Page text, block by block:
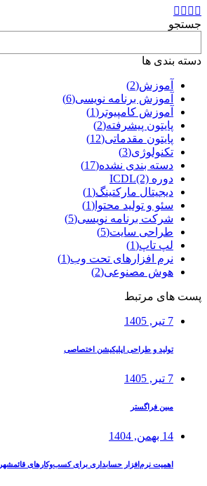
جستجو
دسته بندی ها
آموزش(2)
آموزش برنامه نویسی(6)
آموزش کامپیوتر (1)
پایتون پیشرفته(2)
پایتون مقدماتی(12)
تکنولوژی(3)
دسته بندی نشده(17)
دوره ICDL (2)
دیجیتال مارکتینگ(1)
سئو و تولید محتوا (1)
شرکت برنامه نویسی(5)
طراحی سایت(5)
لپ تاپ(1)
نرم افزارهای تحت وب(1)
هوش مصنوعی(2)
پست های مرتبط
7 تیر, 1405
تولید و طراحی اپلیکیشن اختصاصی
7 تیر, 1405
مبین فراگستر
14 بهمن, 1404
اهمیت نرم‌افزار حسابداری برای کسب‌وکارهای قائمشهر